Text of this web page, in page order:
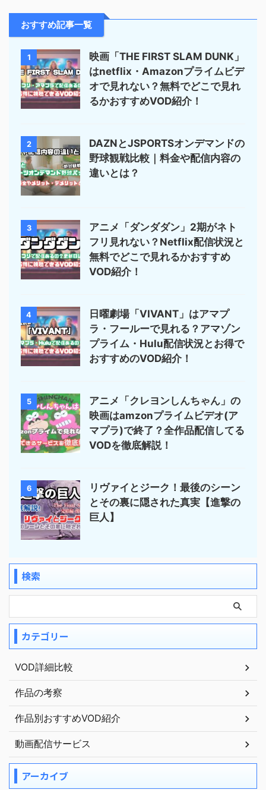
おすすめ記事一覧
1
映画「THE FIRST SLAM DUNK」
はnetflix・Amazonプライムビデ
オで見れない？無料でどこで見れ
るかおすすめVOD紹介！
2
DAZNとJSPORTSオンデマンドの
野球観戦比較｜料金や配信内容の
違いとは？
3
アニメ「ダンダダン」2期がネト
フリ見れない？Netflix配信状況と
無料でどこで見れるかおすすめ
VOD紹介！
4
日曜劇場「VIVANT」はアマプ
ラ・フールーで見れる？アマゾン
プライム・Hulu配信状況とお得で
おすすめのVOD紹介！
5
アニメ「クレヨンしんちゃん」の
映画はamzonプライムビデオ(ア
マプラ)で終了？全作品配信してる
VODを徹底解説！
6
リヴァイとジーク！最後のシーン
とその裏に隠された真実【進撃の
巨人】
検索
カテゴリー
VOD詳細比較
作品の考察
作品別おすすめVOD紹介
動画配信サービス
アーカイブ